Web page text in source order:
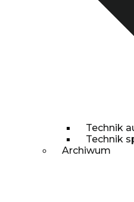
Technik
Technik
Archiwum